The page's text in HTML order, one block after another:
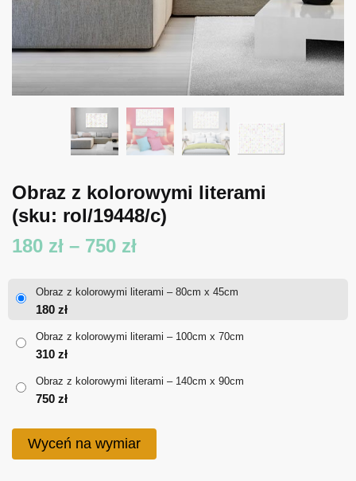
Obraz z kolorowymi literami
(sku: rol/19448/c)
180 zł – 750 złZakres
180 zł
Obraz z kolorowymi literami – 80cm x 45cm
180 zł
Obraz z kolorowymi literami – 100cm x 70cm
310 zł
Obraz z kolorowymi literami – 140cm x 90cm
750 zł
Wyceń na wymiar